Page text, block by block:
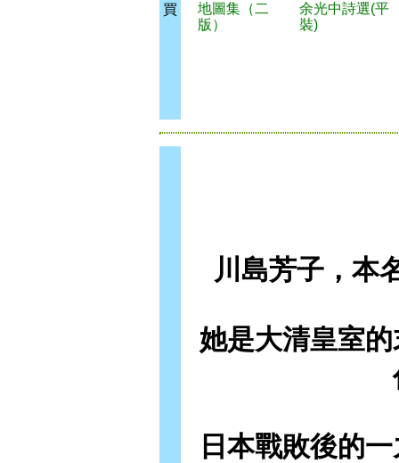
買
地圖集（二
版）
余光中詩選(平
裝)
川島芳子，本
她是大清皇室
日本戰敗後的